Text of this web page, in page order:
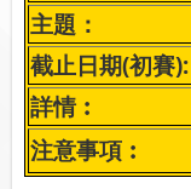
主題：
截止日期(初賽):
詳情︰
注意事項︰